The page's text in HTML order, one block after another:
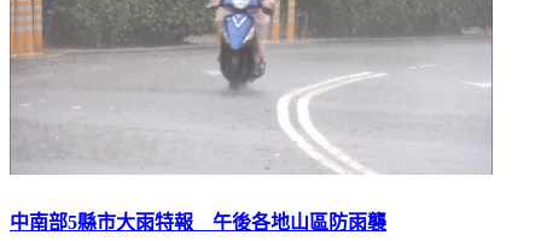
中南部5縣市大雨特報 午後各地山區防雨襲